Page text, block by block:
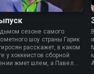
сезоне самого
шоу страны Гарик
расскажет, в каком
у хоккеистов сборной
жмет шлем, а Павел